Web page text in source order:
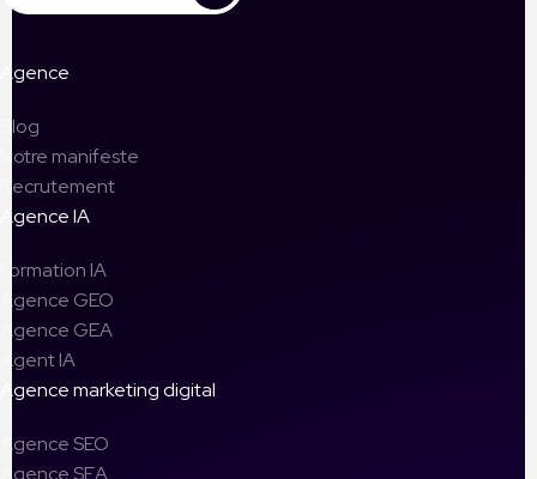
Agence
Blog
Notre manifeste
Recrutement
Agence IA
Formation IA
Agence GEO
Agence GEA
Agent IA
Agence marketing digital
Agence SEO